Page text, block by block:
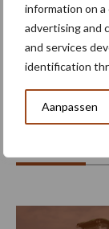
information on
advertising and
and services
identification
Aanpassen